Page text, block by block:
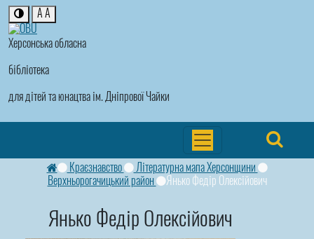
Херсонська обласна
бібліотека
для дітей та юнацтва ім. Дніпрової Чайки
A A
Краєзнавство
Літературна мапа Херсонщини
Верхньорогачицький район
Янько Федір Олексійович
Янько Федір Олексійович